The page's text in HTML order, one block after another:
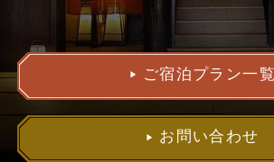
ご宿泊プラン一覧
お問い合わせ